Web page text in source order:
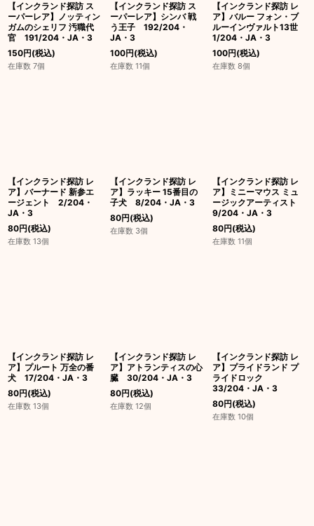
【インクランド探訪 ス
ーパーレア】ノッティン
ガムのシェリフ 汚職代
官 191/204・JA・3
150円(税込)
在庫数 7個
【インクランド探訪 ス
ーパーレア】シンバ 戦
う王子 192/204・
JA・3
100円(税込)
在庫数 11個
【インクランド探訪 レ
ア】バルー フォン・ブ
ルーインヴァルト13世
1/204・JA・3
100円(税込)
在庫数 8個
【インクランド探訪 レ
ア】バーナード 新参エ
ージェント 2/204・
JA・3
80円(税込)
在庫数 13個
【インクランド探訪 レ
ア】ラッキー 15番目の
子犬 8/204・JA・3
80円(税込)
在庫数 3個
【インクランド探訪 レ
ア】ミニーマウス ミュ
ージックアーティスト
9/204・JA・3
80円(税込)
在庫数 11個
【インクランド探訪 レ
ア】プルート 万全の番
犬 17/204・JA・3
80円(税込)
在庫数 13個
【インクランド探訪 レ
ア】アトランティスの心
臓 30/204・JA・3
80円(税込)
在庫数 12個
【インクランド探訪 レ
ア】プライドランド プ
ライドロック
33/204・JA・3
80円(税込)
在庫数 10個